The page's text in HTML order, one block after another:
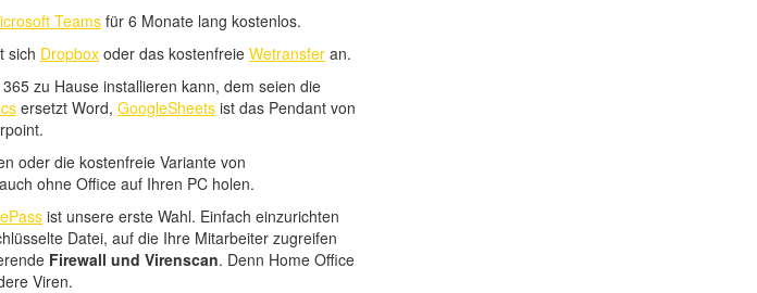
Teamsfür 6 Monate lang kostenlos.
sich Dropboxoder das kostenfreie Wetransferan.
zu Hause installieren kann, dem seien die
ersetzt Word, GoogleSheetsist das Pendant von
oder die kostenfreie Variante von
ohne Office auf Ihren PC holen.
ist unsere erste Wahl. Einfach einzurichten
Datei, auf die Ihre Mitarbeiter zugreifen
Firewall und Virenscan. Denn Home Office
Viren.